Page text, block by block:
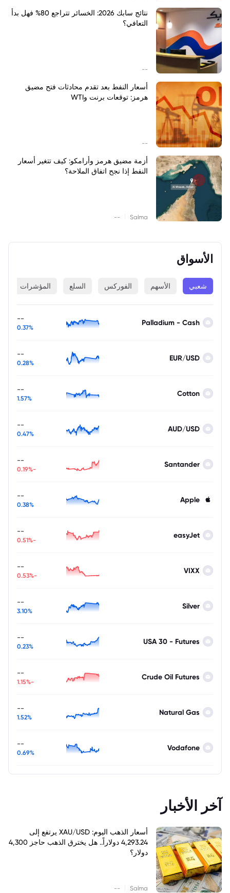
نتائج سابك 2026: الخسائر تتراجع 80% فهل بدأ
التعافي؟
--
أسعار النفط بعد تقدم محادثات فتح مضيق
هرمز: توقعات برنت وWTI
--
أزمة مضيق هرمز وأرامكو: كيف تتغير أسعار
النفط إذا نجح اتفاق الملاحة؟
Salma
--
الأسواق
شعبي الأسهم الفوركس السلع المؤشرات
Palladium - Cash
--
0.37%
EUR/USD
--
0.28%
Cotton
--
1.57%
AUD/USD
--
0.47%
Santander
--
-0.19%
Apple
--
0.38%
easyJet
--
-0.51%
VIXX
--
-0.53%
Silver
--
3.10%
USA 30 - Futures
--
0.23%
Crude Oil Futures
--
-1.15%
Natural Gas
--
1.52%
Vodafone
--
0.69%
آخر الأخبار
أسعار الذهب اليوم: XAU/USD يرتفع إلى
4,293.24 دولاراً.. هل يخترق الذهب حاجز 4,300
دولار؟
Salma
--